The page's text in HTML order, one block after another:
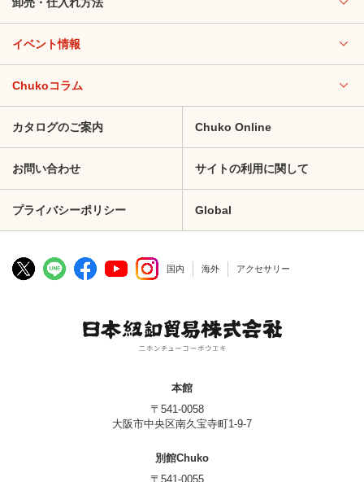
卸売・仕入れ方法
イベント情報
Chukoコラム
カタログのご案内 Chuko Online
お問い合わせ サイトの利用に関して
プライバシーポリシー Global
国内 海外 アクセサリー
本館
〒541-0058
大阪市中央区南久宝寺町1-9-7
別館Chuko
〒541-0055